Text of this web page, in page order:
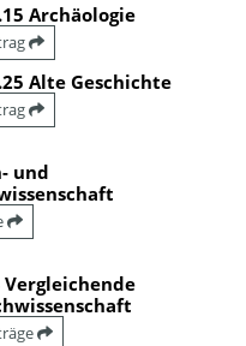
Archäologie
Alte Geschichte
und
Vergleichende